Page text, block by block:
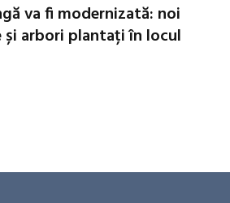
va fi modernizată: noi
arbori plantați în locul